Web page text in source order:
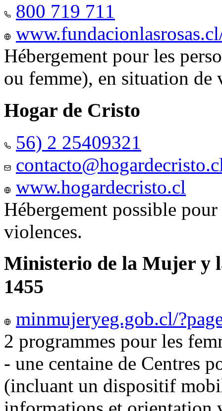
800 719 711
Hébergement pour les
ou femme), en situation
Hogar de Cristo
56) 2 25409321
www.hogardecristo.cl
Hébergement possible
violences.
Ministerio de la Mujer y
1455
minmujeryeg.gob.cl/
2 programmes pour les
- une centaine de Centres
(incluant un dispositif